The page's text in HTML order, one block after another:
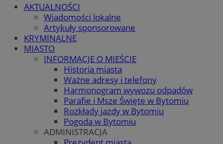
AKTUALNOŚCI
Wiadomości lokalne
Artykuły sponsorowane
KRYMINALNE
MIASTO
INFORMACJE O MIEŚCIE
Historia miasta
Ważne adresy i telefony
Harmonogram wywozu odpadów
Parafie i Msze Święte w Bytomiu
Rozkłady jazdy w Bytomiu
Pogoda w Bytomiu
ADMINISTRACJA